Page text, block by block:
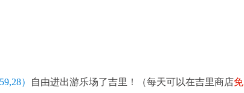
） 自由进出游乐场了吉里！（每天可以在吉里商店免